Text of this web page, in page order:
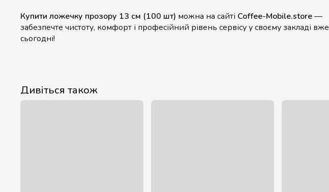
Купити ложечку прозору 13 см (100 шт) можна на сайті Coffee-Mobile.store—
забезпечте чистоту, комфорт і професійний рівень сервісу у своєму закладі вже
сьогодні!
Дивіться також